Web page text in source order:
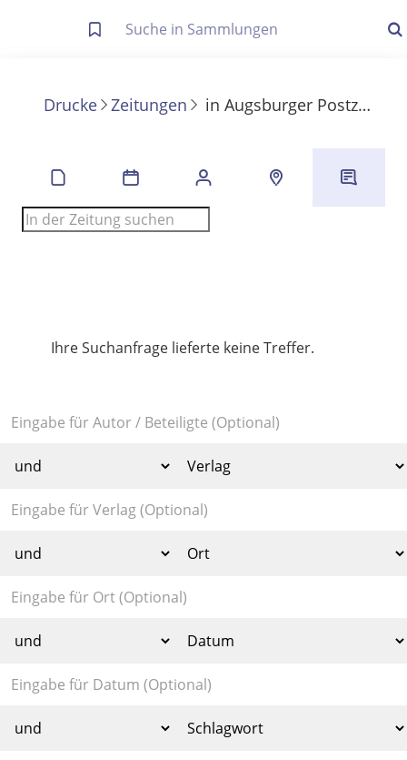
Die letzte Trefferliste besteht aus Ihrer letzten Suche, samt
Anzeigen
Zuletzt gesucht
Drucke Zeitungen in Augsburger Postzeitung
Ihre Suchanfrage lieferte keine Treffer.